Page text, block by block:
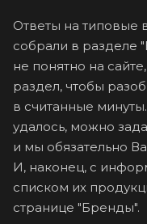
Ответы на типовые
собрали в разделе "
не понятно на
раздел, чтобы
в считанные
удалось, можно
и мы обязательно
И, наконец, с
списком их
странице "Бренды".